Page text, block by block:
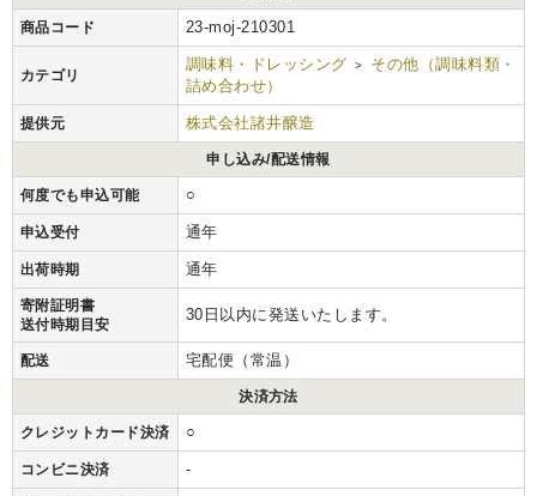
商品コード 23-moj-210301
カテゴリ
調味料・ドレッシング >
その他（調味料類・
詰め合わせ）
提供元 株式会社諸井醸造
申し込み/配送情報
何度でも申込可能 ○
申込受付 通年
出荷時期 通年
寄附証明書
送付時期目安
30日以内に発送いたします。
配送 宅配便（常温）
決済方法
クレジットカード決済 ○
コンビニ決済 -